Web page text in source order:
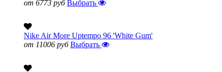
от 6773 руб Выбрать
Nike Air More Uptempo 96 'White Gum'
от 11006 руб Выбрать